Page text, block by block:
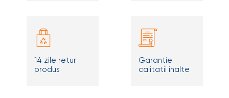
14 zile retur
produs
Garantie
calitatii inalte